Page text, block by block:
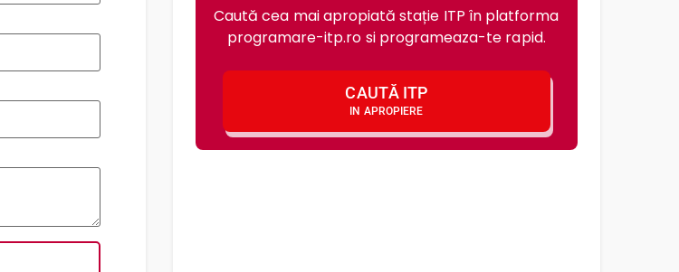
Caută cea mai apropiată stație ITP în platforma
programare-itp.ro si programeaza-te rapid.
CAUTĂ ITP
IN APROPIERE